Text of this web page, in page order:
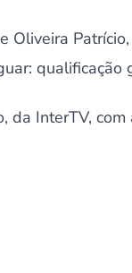
Oliveira
qualificação
da InterTV,